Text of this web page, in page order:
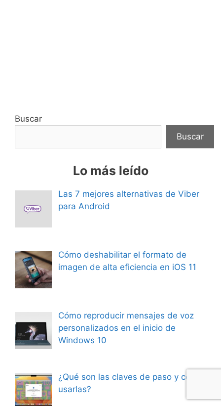
Buscar
Buscar
Lo más leído
Las 7 mejores alternativas de Viber
para Android
Cómo deshabilitar el formato de
imagen de alta eficiencia en iOS 11
Cómo reproducir mensajes de voz
personalizados en el inicio de
Windows 10
¿Qué son las claves de paso y cómo
usarlas?